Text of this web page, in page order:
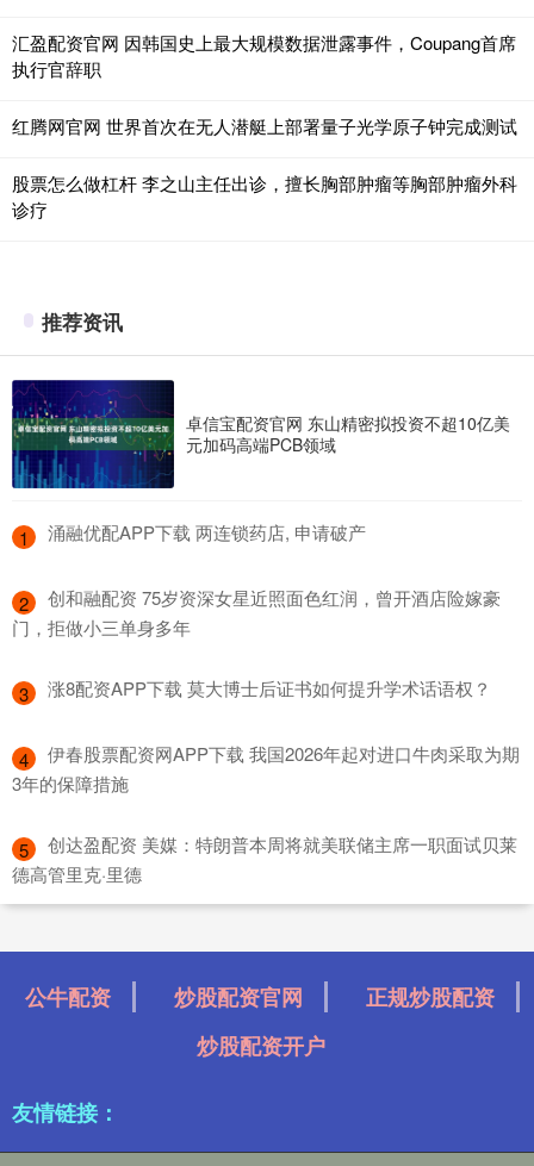
汇盈配资官网 因韩国史上最大规模数据泄露事件，Coupang首席
执行官辞职
红腾网官网 世界首次在无人潜艇上部署量子光学原子钟完成测试
股票怎么做杠杆 李之山主任出诊，擅长胸部肿瘤等胸部肿瘤外科
诊疗
推荐资讯
卓信宝配资官网 东山精密拟投资不超10亿美
元加码高端PCB领域
1 ​涌融优配APP下载 两连锁药店, 申请破产
2
​创和融配资 75岁资深女星近照面色红润，曾开酒店险嫁豪
门，拒做小三单身多年
3 ​涨8配资APP下载 莫大博士后证书如何提升学术话语权？
4
​伊春股票配资网APP下载 我国2026年起对进口牛肉采取为期
3年的保障措施
5
​创达盈配资 美媒：特朗普本周将就美联储主席一职面试贝莱
德高管里克·里德
公牛配资 炒股配资官网
正规炒股配资
炒股配资开户
友情链接：